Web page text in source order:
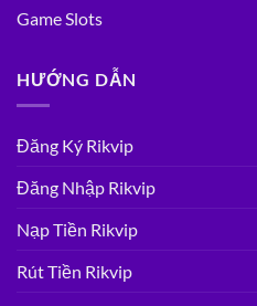
Game Slots
HƯỚNG DẪN
Đăng Ký Rikvip
Đăng Nhập Rikvip
Nạp Tiền Rikvip
Rút Tiền Rikvip